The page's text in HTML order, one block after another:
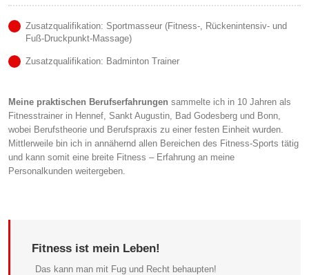
Zusatzqualifikation: Sportmasseur (Fitness-, Rückenintensiv- und
Fuß-Druckpunkt-Massage)
Zusatzqualifikation: Badminton Trainer
Meine praktischen Berufserfahrungen sammelte ich in 10 Jahren als
Fitnesstrainer in Hennef, Sankt Augustin, Bad Godesberg und Bonn,
wobei Berufstheorie und Berufspraxis zu einer festen Einheit wurden.
Mittlerweile bin ich in annähernd allen Bereichen des Fitness-Sports tätig
und kann somit eine breite Fitness – Erfahrung an meine
Personalkunden weitergeben.
Fitness ist mein Leben!
Das kann man mit Fug und Recht behaupten!